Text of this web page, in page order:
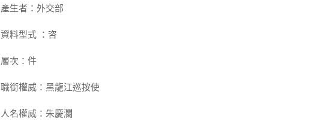
產生者：外交部
資料型式 ：咨
層次：件
職銜權威：黑龍江巡按使
人名權威：朱慶瀾